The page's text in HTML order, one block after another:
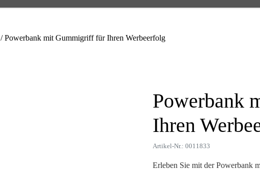
/ Powerbank mit Gummigriff für Ihren Werbeerfolg
Powerbank
Ihren
Artikel-Nr.: 0011833
Erleben Sie mit der Powerbank